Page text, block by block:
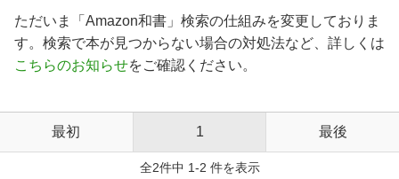
ただいま「Amazon和書」検索の仕組みを変更しておりま
す。検索で本が見つからない場合の対処法など、詳しくは
こちらのお知らせをご確認ください。
最初 1 最後
全2件中 1-2 件を表示